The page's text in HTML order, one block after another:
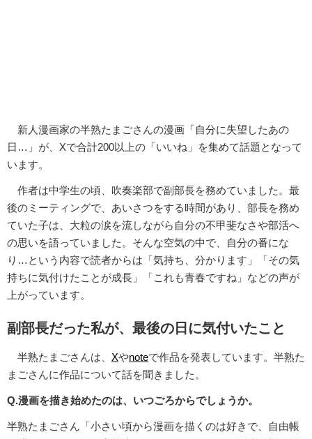
新人漫画家の半熟たまごさんの漫画「自分に失望したあの
日…」が、Xで合計200以上の「いいね」を集めて話題となって
います。
作者は中学生の頃、吹奏楽部で副部長を務めていました。最
後のミーティングで、あいさつをする時間があり、部長を務め
ていた子は、大粒の涙を流しながら自分の不甲斐なさや部活へ
の思いを語っていました。そんな空気の中で、自分の番にな
り…という内容で読者からは「気持ち、分かります」「その気
持ちに気付けたことが成長」「これも青春ですね」などの声が
上がっています。
副部長だった私が、最後の日に気付いたこと
半熟たまごさんは、 Xやnoteで作品を発表しています。半熟た
まごさんに作品について話を聞きました。
Q.漫画を描き始めたのは、いつごろからでしょうか。
半熟たまごさん「小さい頃から漫画を描くのは好きで、自由帳